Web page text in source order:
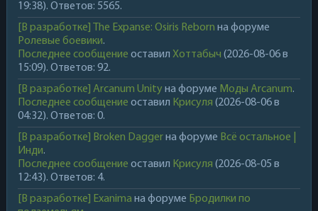
19:38). Ответов: 5565.
[В разработке] The Expanse: Osiris Reborn на форуме
Ролевые боевики.
Последнее сообщение оставил Хоттабыч (2026-08-06 в
15:09). Ответов: 92.
[В разработке] Arcanum Unity на форуме Моды Arcanum.
Последнее сообщение оставил Крисуля (2026-08-06 в
04:32). Ответов: 0.
[В разработке] Broken Daggerна форуме Всё остальное |
Инди.
Последнее сообщение оставил Крисуля (2026-08-05 в
12:43). Ответов: 4.
[В разработке] Exanima на форуме Бродилки по